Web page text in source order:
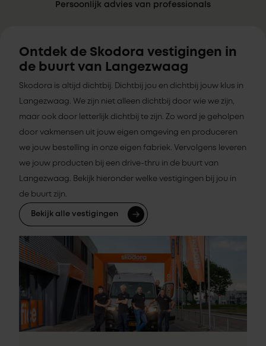
Persoonlijk advies van professionals
Ontdek de Skodora vestigingen in
de buurt van Langezwaag
Skodora is altijd dichtbij. Dichtbij jou en dichtbij jouw klus in
Langezwaag. We zijn niet alleen dichtbij door wie we zijn,
maar ook door letterlijk dichtbij te zijn. Zo word je geholpen
door vakmensen uit jouw eigen omgeving en produceren
we jouw bestelling in onze eigen fabriek. Vervolgens leveren
we jouw producten bij een drive-thru in de buurt van
Langezwaag. Bekijk hieronder welke vestigingen bij jou in
de buurt zijn.
Bekijk alle vestigingen